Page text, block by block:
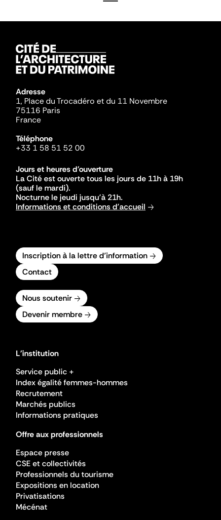
Adresse
1, Place du Trocadéro et du 11 Novembre
75116 Paris
France
Téléphone
+33 1 58 51 52 00
Jours et heures d'ouverture
La Cité est ouverte tous les jours de 11h à 19h
(sauf le mardi).
Nocturne le jeudi jusqu'à 21h.
Informations et conditions d'accueil
Inscription à la lettre d'information
Contact
Nous soutenir
Devenir membre
L'institution
Service public +
Index égalité femmes-hommes
Recrutement
Marchés publics
Informations pratiques
Offre aux professionnels
Espace presse
CSE et collectivités
Professionnels du tourisme
Expositions en location
Privatisations
Mécénat